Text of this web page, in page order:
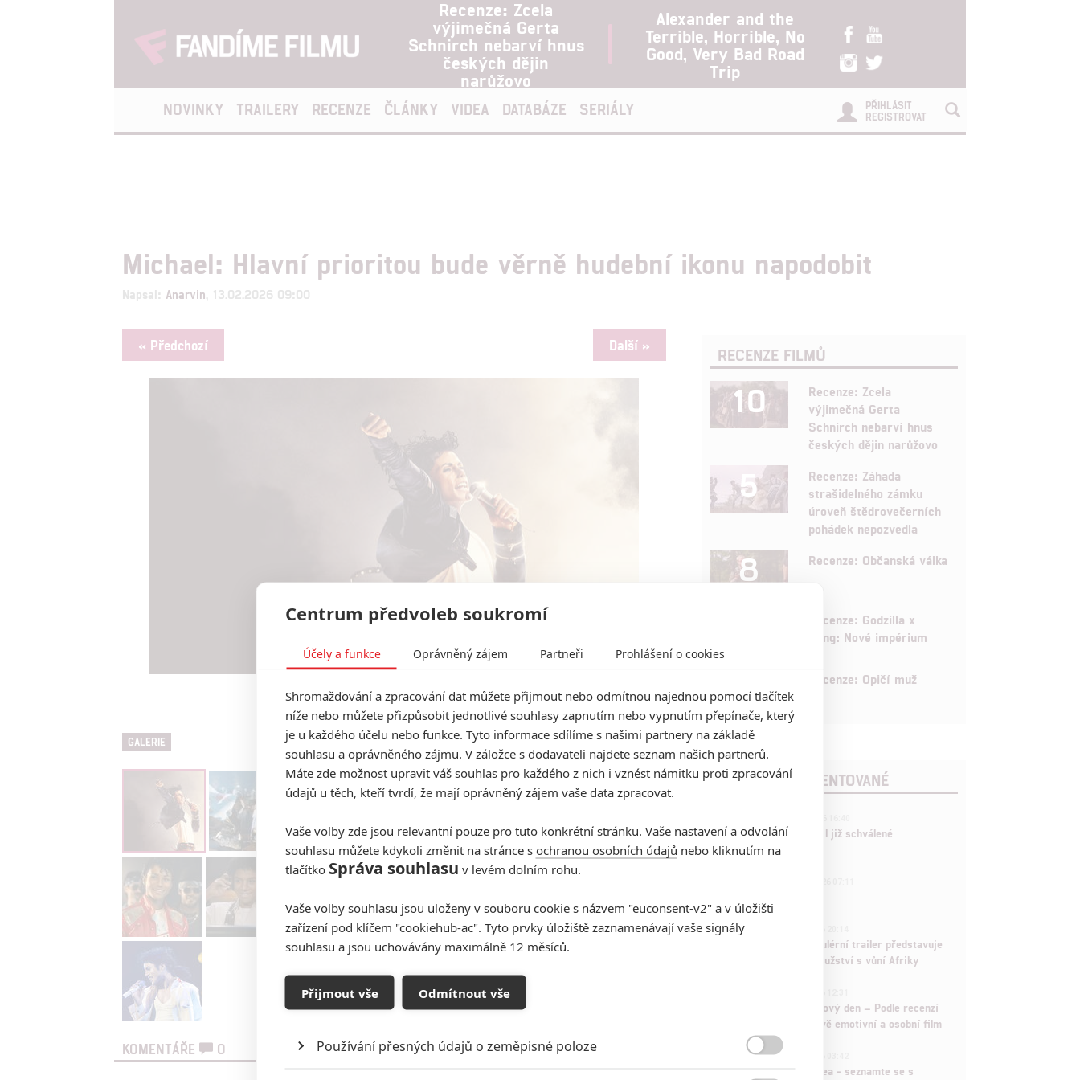
Recenze: Zcela
výjimečná Gerta
Schnirch nebarví hnus
českých dějin
narůžovo
Alexander and the
Terrible, Horrible, No
Good, Very Bad Road
Trip
NOVINKY TRAILERY RECENZE ČLÁNKY VIDEA DATABÁZE SERIÁLY
PŘIHLÁSIT
REGISTROVAT
Michael: Hlavní prioritou bude věrně hudební ikonu napodobit
Napsal: Anarvin , 13.02.2026 09:00
« Předchozí Další »
Michael (2026) | Fandíme filmu
GALERIE
KOMENTÁŘE 0
RECENZE FILMŮ
10
Recenze: Zcela
výjimečná Gerta
Schnirch nebarví hnus
českých dějin narůžovo
5
Recenze: Záhada
strašidelného zámku
úroveň štědrovečerních
pohádek nepozvedla
8 Recenze: Občanská válka
Recenze: Godzilla x
Kong: Nové impérium
8 Recenze: Opičí muž
POSLEDNÍ KOMENTOVANÉ
Marvel nečekaně zrušil již schválené
pokračování
1
Děti krve a kostí: Regulérní trailer představuje
akční fantasy dobrodružství s vůní Afriky
Spider-Man: Zbrusu nový den – Podle recenzí
máme čekat překvapivě emotivní a osobní film
ČLÁNEK | 30.07.2026 03:42
Velké preview: Odyssea - seznamte se s
Centrum předvoleb soukromí
Účely a funkce Oprávněný zájem Partneři Prohlášení o cookies
Shromažďování a zpracování dat můžete přijmout nebo odmítnou najednou pomocí tlačítek
níže nebo můžete přizpůsobit jednotlivé souhlasy zapnutím nebo vypnutím přepínače, který
je u každého účelu nebo funkce. Tyto informace sdílíme s našimi partnery na základě
souhlasu a oprávněného zájmu. V záložce s dodavateli najdete seznam našich partnerů.
Máte zde možnost upravit váš souhlas pro každého z nich i vznést námitku proti zpracování
údajů u těch, kteří tvrdí, že mají oprávněný zájem vaše data zpracovat.
Vaše volby zde jsou relevantní pouze pro tuto konkrétní stránku. Vaše nastavení a odvolání
souhlasu můžete kdykoli změnit na stránce s ochranou osobních údajů nebo kliknutím na
tlačítko Správa souhlasu v levém dolním rohu.
Vaše volby souhlasu jsou uloženy v souboru cookie s názvem "euconsent-v2" a v úložišti
zařízení pod klíčem "cookiehub-ac". Tyto prvky úložiště zaznamenávají vaše signály
souhlasu a jsou uchovávány maximálně 12 měsíců.
Přijmout vše Odmítnout vše
Používání přesných údajů o zeměpisné poloze